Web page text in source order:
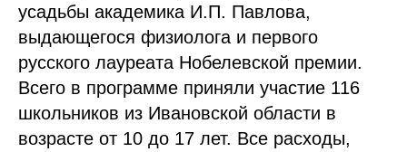
усадьбы академика И.П. Павлова,
выдающегося физиолога и первого
русского лауреата Нобелевской премии.
Всего в программе приняли участие 116
школьников из Ивановской области в
возрасте от 10 до 17 лет. Все расходы,